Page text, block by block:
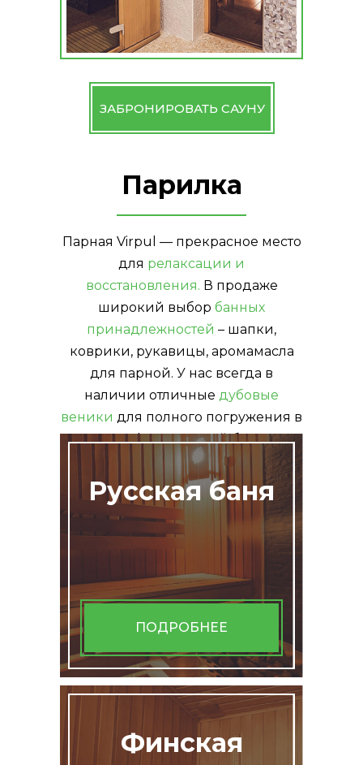
ЗАБРОНИРОВАТЬ САУНУ
Парилка
Парная Virpul — прекрасное место
для релаксации и
восстановления. В продаже
широкий выбор банных
принадлежностей – шапки,
коврики, рукавицы, аромамасла
для парной. У нас всегда в
наличии отличные дубовые
веники для полного погружения в
атмосферу русской бани!
Русская баня
ПОДРОБНЕЕ
Финская